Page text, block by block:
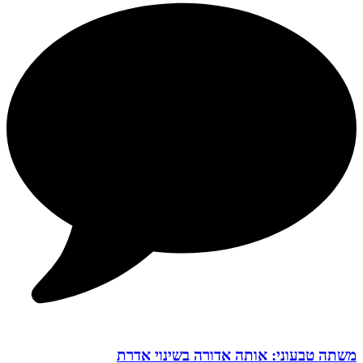
משתה טבעוני: אותה אדורה בשינוי אדרת